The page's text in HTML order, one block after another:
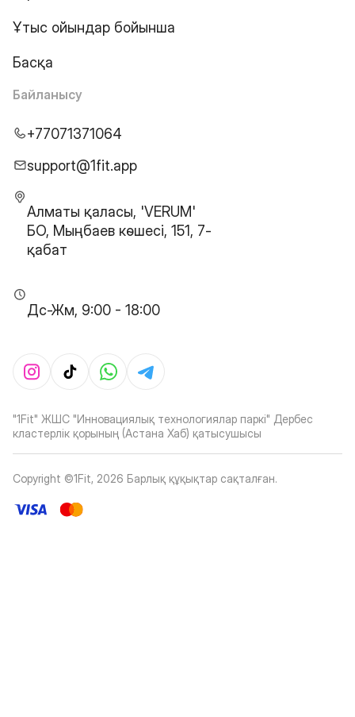
Ұтыс ойындар бойынша
Басқа
Байланысу
+77071371064
support@1fit.app
Алматы қаласы, 'VERUM'
БО, Мыңбаев көшесі, 151, 7-
қабат
Дс-Жм, 9:00 - 18:00
"1Fit" ЖШС "Инновациялық технологиялар паркі" Дербес
кластерлік қорының (Астана Хаб) қатысушысы
Copyright ©1Fit, 2026 Барлық құқықтар сақталған.